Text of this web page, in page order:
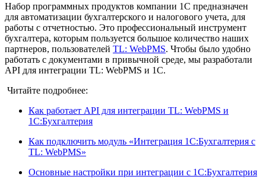
Набор программных продуктов компании 1С предназначен
для автоматизации бухгалтерского и налогового учета, для
работы с отчетностью. Это профессиональный инструмент
бухгалтера, которым пользуется большое количество наших
партнеров, пользователей TL: WebPMS. Чтобы было удобно
работать с документами в привычной среде, мы разработали
API для интеграции TL: WebPMS и 1С.
Читайте подробнее:
Как работает API для интеграции TL: WebPMS и
1С:Бухгалтерия
Как подключить модуль «Интеграция 1С:Бухгалтерия с
TL: WebPMS»
Основные настройки при интеграции с 1С:Бухгалтерия